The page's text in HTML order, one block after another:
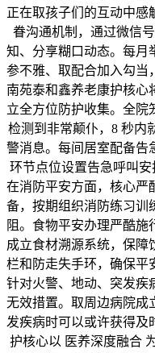
正在取孩子们的互动中感
眷沟通机制，通过微信
知、分享糊口动态。每月
参不雅、取配合加入勾当
南苑泰和鑫养老康护核心
立全方位防护收集。全院
检测到非常颠仆，8 秒内
警消息。每间居室配备告
环节点位设置告急呼叫
在消防平安方面，核心严
备，按期组织消防练习训
阻。食物平安办理严酷施
成立食材溯源系统，保障
栏和防走失手环，确保平
针对火警、地动、突发疾
无效措置。取周边病院成
发疾病时可以或许获得及
护核心以 医养深度融合